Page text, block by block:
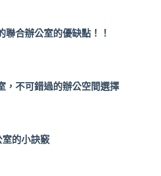
聯合辦公室的優缺點！！
，不可錯過的辦公空間選擇
的小訣竅